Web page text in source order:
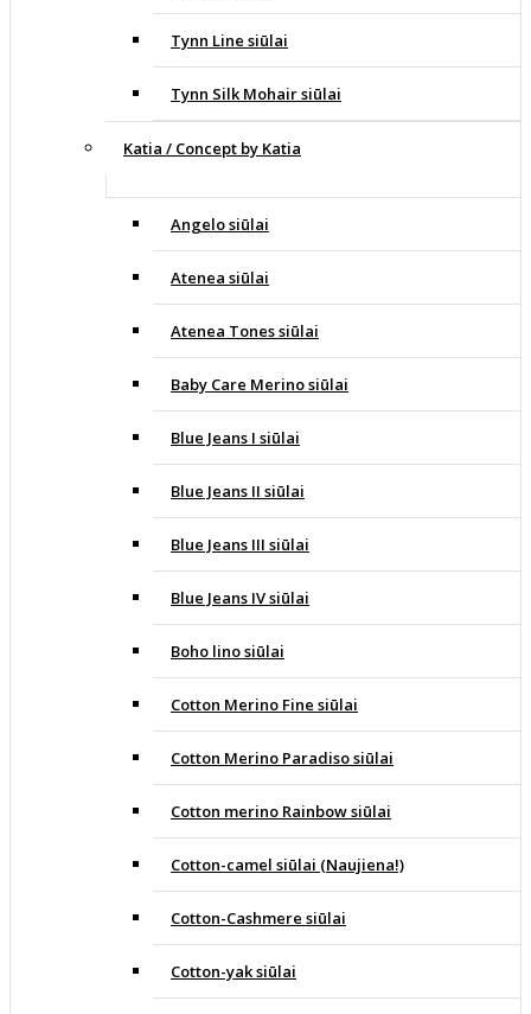
Tynn Line siūlai
Tynn Silk Mohair siūlai
Katia / Concept by Katia
Angelo siūlai
Atenea siūlai
Atenea Tones siūlai
Baby Care Merino siūlai
Blue Jeans I siūlai
Blue Jeans II siūlai
Blue Jeans III siūlai
Blue Jeans IV siūlai
Boho lino siūlai
Cotton Merino Fine siūlai
Cotton Merino Paradiso siūlai
Cotton merino Rainbow siūlai
Cotton-camel siūlai (Naujiena!)
Cotton-Cashmere siūlai
Cotton-yak siūlai